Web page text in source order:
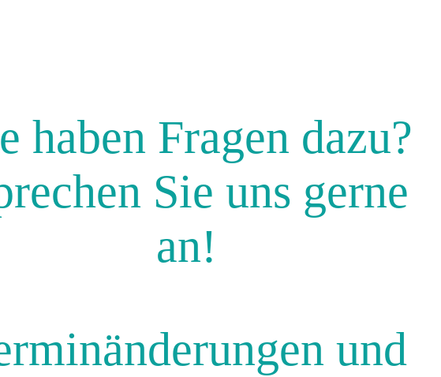
haben Fragen dazu?
Sie uns gerne
an!
und